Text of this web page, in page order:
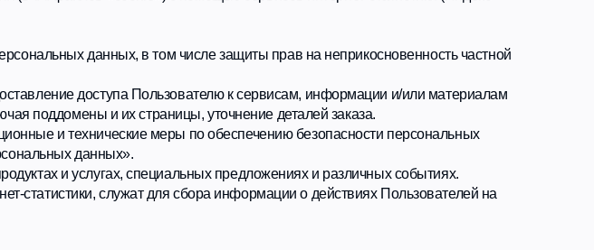
меры по обеспечению безопасности персональных
специальных предложениях и различных событиях.
служат для сбора информации о действиях Пользователей на
в деятельности Оператора.
обработки персональных данных, избыточных по отношению к
актуальности по отношению к целям обработки персональных
уточнению неполных или неточных данных.
данных, не дольше, чем этого требуют цели обработки